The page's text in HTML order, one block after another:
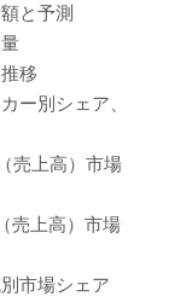
と予測
移
ー別シェア、
売上高）市場
売上高）市場
市場シェア